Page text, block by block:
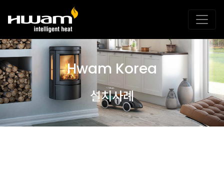
Hwam Korea
설치사례